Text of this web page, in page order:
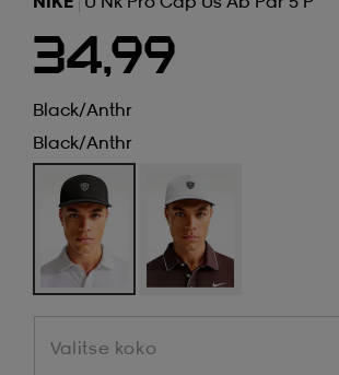
34,99
Black/anthr
Black/anthr
Valitse koko
Valitse koko